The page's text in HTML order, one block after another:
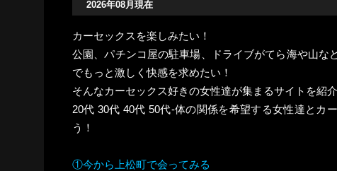
2026年08月現在
カーセックスを楽しみたい！
公園、パチンコ屋の駐車場、ドライブがてら海や山な
でもっと激しく快感を求めたい！
そんなカーセックス好きの女性達が集まるサイトを紹
20代 30代 40代 50代-体の関係を希望する女性達とカ
う！
①今から上松町で会ってみる